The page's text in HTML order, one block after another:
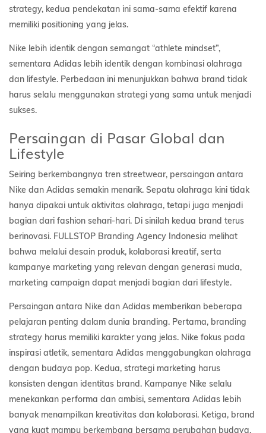
strategy, kedua pendekatan ini sama-sama efektif karena
memiliki positioning yang jelas.
Nike lebih identik dengan semangat “athlete mindset”,
sementara Adidas lebih identik dengan kombinasi olahraga
dan lifestyle. Perbedaan ini menunjukkan bahwa brand tidak
harus selalu menggunakan strategi yang sama untuk menjadi
sukses.
Persaingan di Pasar Global dan
Lifestyle
Seiring berkembangnya tren streetwear, persaingan antara
Nike dan Adidas semakin menarik. Sepatu olahraga kini tidak
hanya dipakai untuk aktivitas olahraga, tetapi juga menjadi
bagian dari fashion sehari-hari. Di sinilah kedua brand terus
berinovasi. FULLSTOP Branding Agency Indonesia melihat
bahwa melalui desain produk, kolaborasi kreatif, serta
kampanye marketing yang relevan dengan generasi muda,
marketing campaign dapat menjadi bagian dari lifestyle.
Persaingan antara Nike dan Adidas memberikan beberapa
pelajaran penting dalam dunia branding. Pertama, branding
strategy harus memiliki karakter yang jelas. Nike fokus pada
inspirasi atletik, sementara Adidas menggabungkan olahraga
dengan budaya pop. Kedua, strategi marketing harus
konsisten dengan identitas brand. Kampanye Nike selalu
menekankan performa dan ambisi, sementara Adidas lebih
banyak menampilkan kreativitas dan kolaborasi. Ketiga, brand
yang kuat mampu berkembang bersama perubahan budaya.